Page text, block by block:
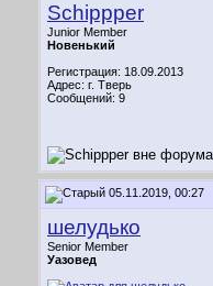
Schippper
Junior Member
Новенький
Регистрация: 18.09.2013
Адрес: г. Тверь
Сообщений: 9
05.11.2019, 00:27
шелудько
Senior Member
Уазовед